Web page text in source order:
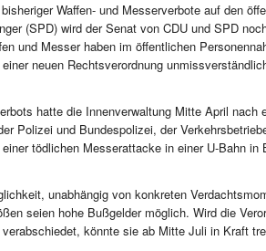
Waffen- und Messerverbote auf den
(SPD) wird der Senat von CDU und SPD
und Messer haben im öffentlichen
neuen Rechtsverordnung
hatte die Innenverwaltung Mitte April nach
Polizei und Bundespolizei, der
tödlichen Messerattacke in einer U-Bahn in
unabhängig von konkreten
seien hohe Bußgelder möglich. Wird die
könnte sie ab Mitte Juli in Kraft